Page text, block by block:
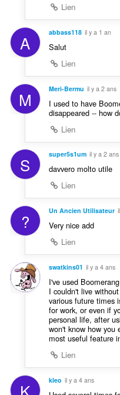
Lien
A abbass118 il y a 1 an
Salut
Lien
M Meri-Bermu il y a 2 ans
I used to have
disappeared -- how
Lien
S super5s1um il y a 2 ans
davvero molto utile
Lien
? Un Ancien Utilisateur
Very nice add
Lien
swatkins01 il y a 4 ans
I've used
I couldn't live
various future times
for work, or even if
personal life, after
won't know how you
most useful feature
Lien
K kleo il y a 4 ans